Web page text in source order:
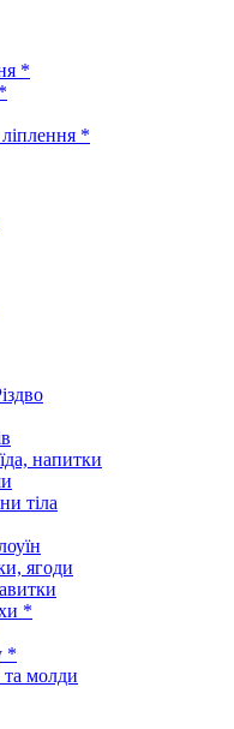
*
*
напитки
тіла
ягоди
*
*
молди